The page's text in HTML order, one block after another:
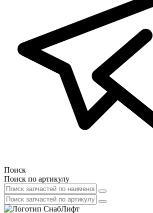
Поиск
Поиск по артикулу